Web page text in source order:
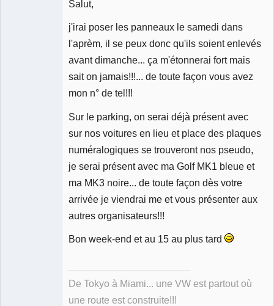
Salut,
j'irai poser les panneaux le samedi dans
l'aprèm, il se peux donc qu'ils soient enlevés
avant dimanche... ça m'étonnerai fort mais
sait on jamais!!!... de toute façon vous avez
mon n° de tel!!!
Sur le parking, on serai déjà présent avec
sur nos voitures en lieu et place des plaques
numéralogiques se trouveront nos pseudo,
je serai présent avec ma Golf MK1 bleue et
ma MK3 noire... de toute façon dès votre
arrivée je viendrai me et vous présenter aux
autres organisateurs!!!
Bon week-end et au 15 au plus tard
De Tokyo à Miami... une VW est partout où
une route est construite!!!